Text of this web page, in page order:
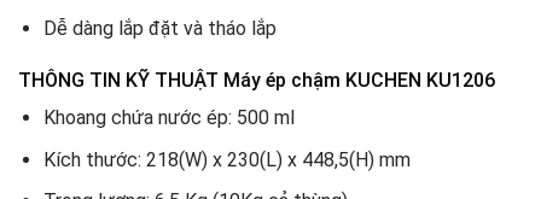
Dễ dàng lắp đặt và tháo lắp
THÔNG TIN KỸ THUẬT Máy ép chậm KUCHEN KU1206
Khoang chứa nước ép: 500 ml
Kích thước: 218(W) x 230(L) x 448,5(H) mm